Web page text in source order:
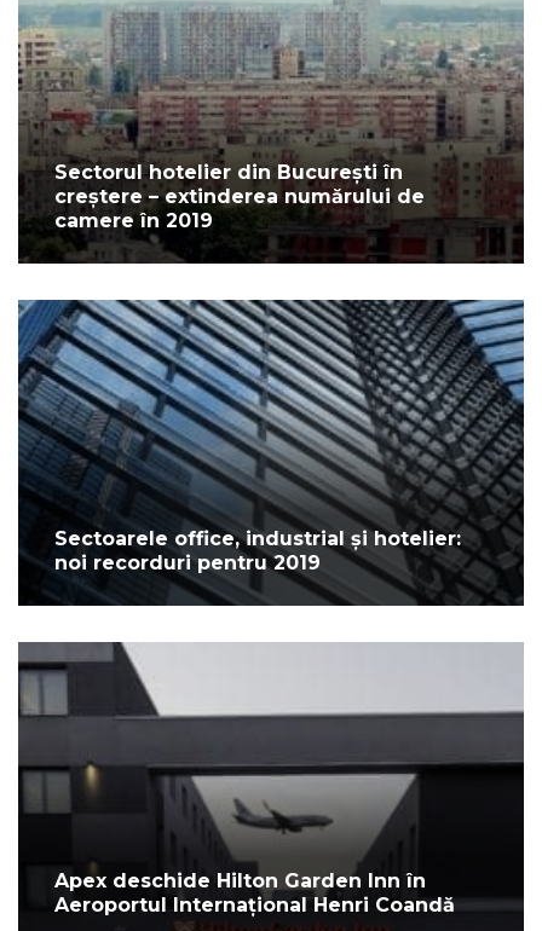
Sectorul hotelier din București în
creștere – extinderea numărului de
camere în 2019
Sectoarele office, industrial și hotelier:
noi recorduri pentru 2019
Apex deschide Hilton Garden Inn în
Aeroportul Internațional Henri Coandă